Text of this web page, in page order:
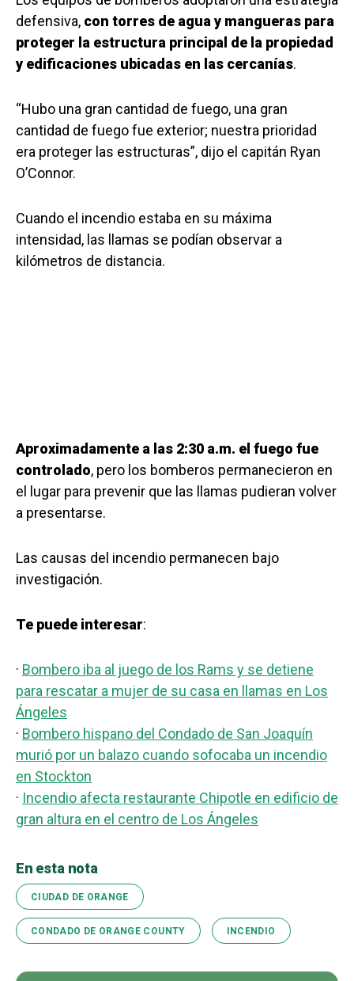
defensiva, con torres de agua y mangueras para
proteger la estructura principal de la propiedad
y edificaciones ubicadas en las cercanías.
“Hubo una gran cantidad de fuego, una gran
cantidad de fuego fue exterior; nuestra prioridad
era proteger las estructuras”, dijo el capitán Ryan
O’Connor.
Cuando el incendio estaba en su máxima
intensidad, las llamas se podían observar a
kilómetros de distancia.
Aproximadamente a las 2:30 a.m. el fuego fue
controlado, pero los bomberos permanecieron en
el lugar para prevenir que las llamas pudieran volver
a presentarse.
Las causas del incendio permanecen bajo
investigación.
Te puede interesar:
· Bombero iba al juego de los Rams y se detiene
para rescatar a mujer de su casa en llamas en Los
Ángeles
· Bombero hispano del Condado de San Joaquín
murió por un balazo cuando sofocaba un incendio
en Stockton
· Incendio afecta restaurante Chipotle en edificio de
gran altura en el centro de Los Ángeles
En esta nota
CIUDAD DE ORANGE
CONDADO DE ORANGE COUNTY INCENDIO